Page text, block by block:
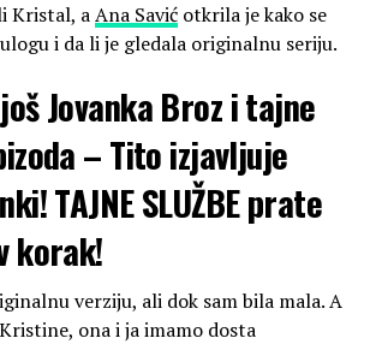
Kristal, aAna Savićotkrila je kako se
i da li je gledala originalnu seriju.
Jovanka Broz i tajne
– Tito izjavljuje
TAJNE SLUŽBE prate
korak!
verziju, ali dok sam bila mala. A
ona i ja imamo dosta